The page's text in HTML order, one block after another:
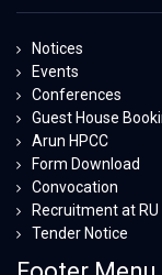
Notices
Events
Conferences
Guest House
Arun HPCC
Form Download
Convocation
Recruitment at RU
Tender Notice